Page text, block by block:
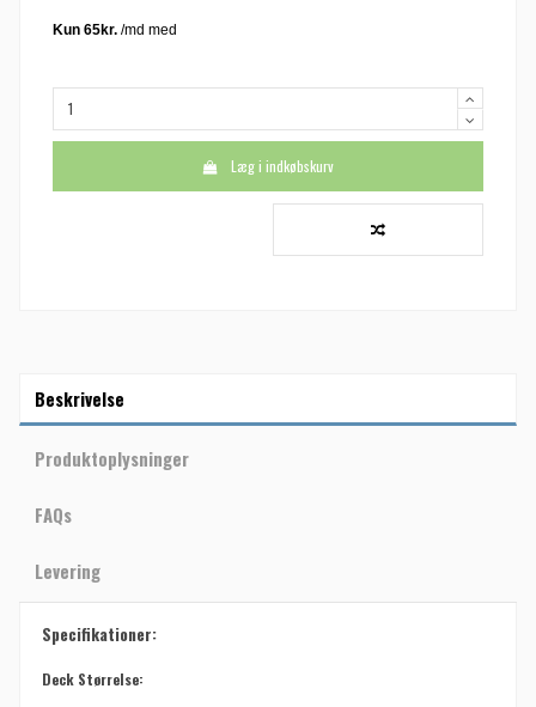
Læg i indkøbskurv
Beskrivelse
Produktoplysninger
FAQs
Levering
Specifikationer:
Deck Størrelse: